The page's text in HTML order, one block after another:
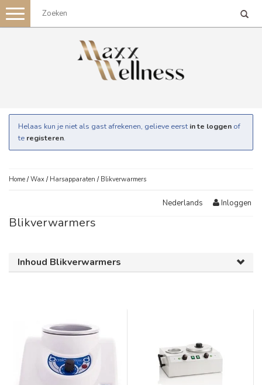
Toggle
navigation
Helaas kun je niet als gast afrekenen, gelieve eerst in te loggen of
te registeren.
Home /Wax / Harsapparaten / Blikverwarmers
Nederlands Inloggen
Blikverwarmers
Inhoud Blikverwarmers